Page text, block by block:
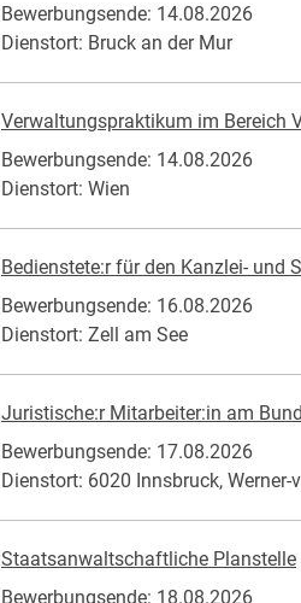
Bewerbungsende: 14.08.2026
Dienstort: Bruck an der Mur
Verwaltungspraktikum im Bereich
Bewerbungsende: 14.08.2026
Dienstort: Wien
Bedienstete:r für den Kanzlei- und
Bewerbungsende: 16.08.2026
Dienstort: Zell am See
Juristische:r Mitarbeiter:in am
Bewerbungsende: 17.08.2026
Dienstort: 6020 Innsbruck, Werner-
Staatsanwaltschaftliche Planstelle
Bewerbungsende: 18.08.2026